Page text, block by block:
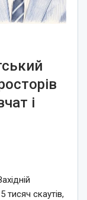
і
тисяч скаутів,